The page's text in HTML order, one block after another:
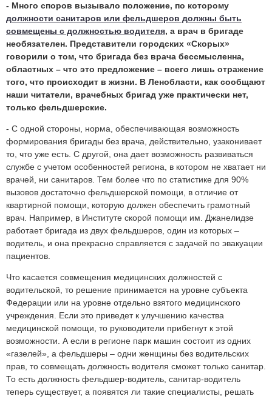
- Много споров вызывало положение, по которому
должности санитаров или фельдшеров должны быть
совмещены с должностью водителя, а врач в бригаде
необязателен. Представители городских «Скорых»
говорили о том, что бригада без врача бессмысленна,
областных – что это предложение – всего лишь отражение
того, что происходит в жизни. В Ленобласти, как сообщают
наши читатели, врачебных бригад уже практически нет,
только фельдшерские.
- С одной стороны, норма, обеспечивающая возможность
формирования бригады без врача, действительно, узаконивает
то, что уже есть. С другой, она дает возможность развиваться
службе с учетом особенностей региона, в котором не хватает ни
врачей, ни санитаров. Тем более что по статистике для 90%
вызовов достаточно фельдшерской помощи, в отличие от
квартирной помощи, которую должен обеспечить грамотный
врач. Например, в Институте скорой помощи им. Джанелидзе
работает бригада из двух фельдшеров, один из которых –
водитель, и она прекрасно справляется с задачей по эвакуации
пациентов.
Что касается совмещения медицинских должностей с
водительской, то решение принимается на уровне субъекта
Федерации или на уровне отдельно взятого медицинского
учреждения. Если это приведет к улучшению качества
медицинской помощи, то руководители прибегнут к этой
возможности. А если в регионе парк машин состоит из одних
«газелей», а фельдшеры – одни женщины без водительских
прав, то совмещать должность водителя сможет только санитар.
То есть должность фельдшер-водитель, санитар-водитель
теперь существует, а появятся ли такие специалисты, решать